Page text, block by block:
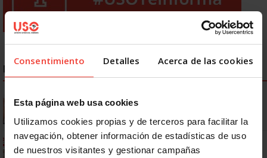
Consentimiento Detalles Acerca de las cookies
Esta página web usa cookies
Utilizamos cookies propias y de terceros para facilitar la
navegación, obtener información de estadísticas de uso
de nuestros visitantes y gestionar campañas
NOTICIAS MÁS LEÍDAS
Se actualizan las patologías para acceder a la jubilación
anticipada por discapacidad
Ya os podéis descargar la app de USO